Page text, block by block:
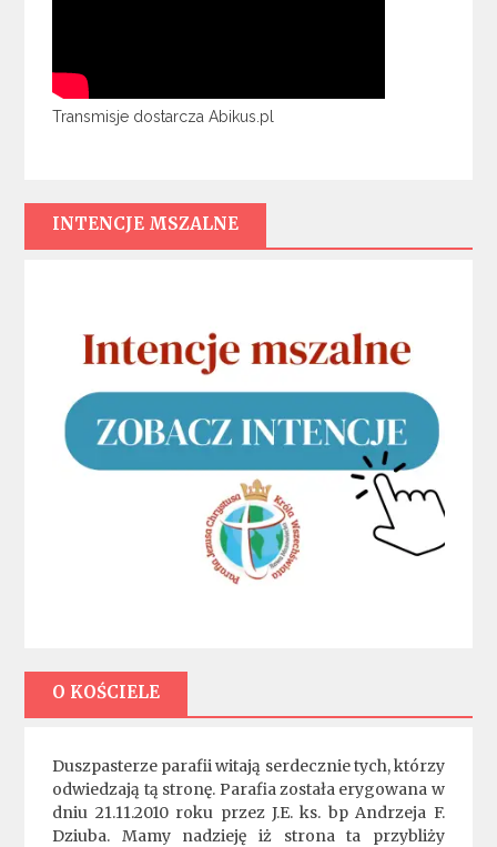
Transmisje dostarcza Abikus.pl
INTENCJE MSZALNE
O KOŚCIELE
Duszpasterze parafii witają serdecznie tych, którzy
odwiedzają tą stronę. Parafia została erygowana w
dniu 21.11.2010 roku przez J.E. ks. bp Andrzeja F.
Dziuba. Mamy nadzieję iż strona ta przybliży